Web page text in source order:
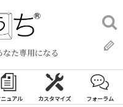
た専用になる
検
索:
ュアル カスタマイズ フォーラム